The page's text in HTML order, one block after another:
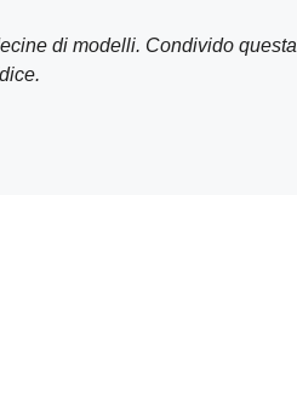
di modelli. Condivido questa